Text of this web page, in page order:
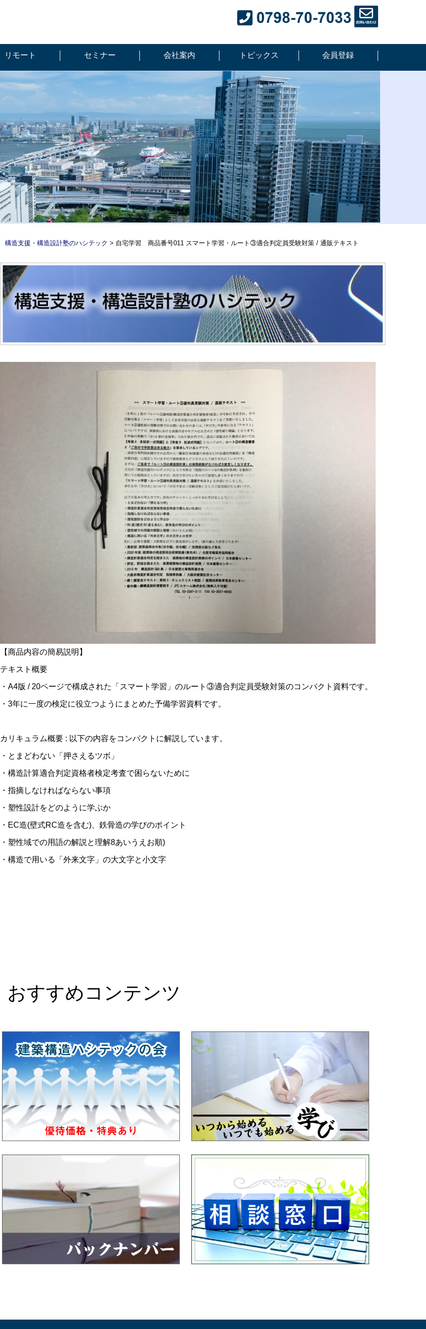
リモート セミナー 会社案内 トピックス 会員登録
構造支援・構造設計塾のハシテック > 自宅学習 商品番号011 スマート学習・ルート③適合判定員受験対策 / 通販テキスト
【商品内容の簡易説明】
テキスト概要
・A4版 / 20ページで構成された「スマート学習」のルート③適合判定員受験対策のコンパクト資料です。
・3年に一度の検定に役立つようにまとめた予備学習資料です。
カリキュラム概要 : 以下の内容をコンパクトに解説しています。
・とまどわない「押さえるツボ」
・構造計算適合判定資格者検定考査で困らないために
・指摘しなければならない事項
・塑性設計をどのように学ぶか
・EC造(壁式RC造を含む)、鉄骨造の学びのポイント
・塑性域での用語の解説と理解8あいうえお順)
・構造で用いる「外来文字」の大文字と小文字
おすすめコンテンツ